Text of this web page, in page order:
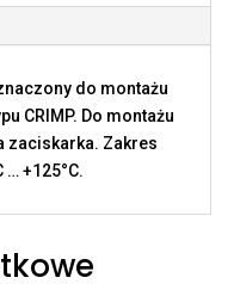
do montażu
CRIMP. Do montażu
zaciskarka. Zakres
+125°C.